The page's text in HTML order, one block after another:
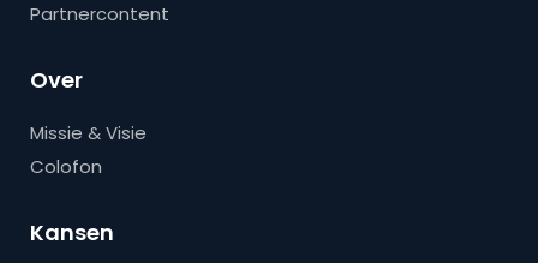
Partnercontent
Over
Missie & Visie
Colofon
Kansen